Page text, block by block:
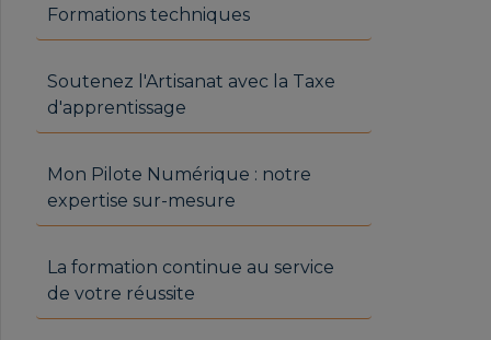
Formations techniques
Soutenez l'Artisanat avec la Taxe
d'apprentissage
Mon Pilote Numérique : notre
expertise sur-mesure
La formation continue au service
de votre réussite